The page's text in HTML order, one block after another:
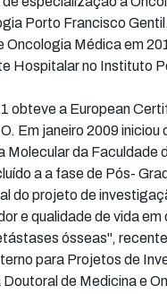
Porto Francisco
Oncologia Médica em
Hospitalar no Instituto
obteve a European
Em janeiro 2009
Molecular da Faculdade
a a fase de Pós-
do projeto de
e qualidade de vida
ósseas",
para Projetos de
de Medicina e